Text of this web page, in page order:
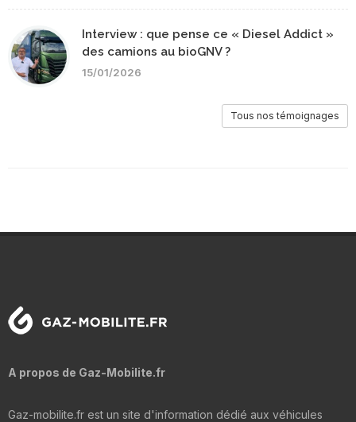
Interview : que pense ce « Diesel Addict »
des camions au bioGNV ?
15/01/2026
Tous nos témoignages
A propos de Gaz-Mobilite.fr
Gaz-mobilite.fr est un site d'information dédié aux véhicules